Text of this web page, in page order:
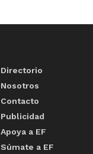
Directorio
Nosotros
Contacto
Publicidad
Apoya a EF
Súmate a EF